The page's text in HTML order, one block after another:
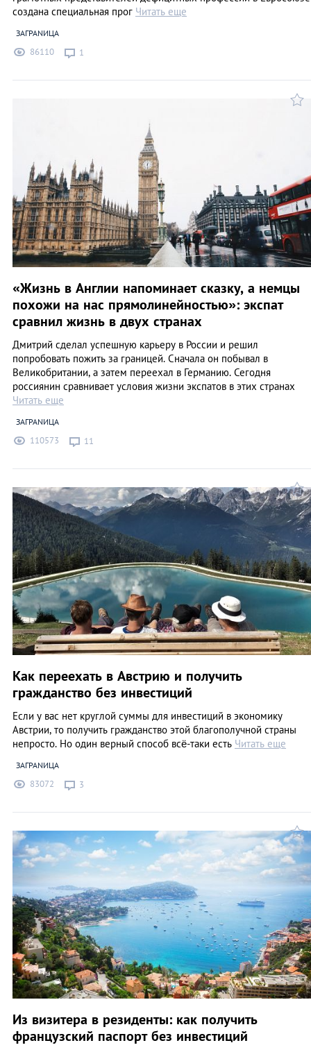
создана специальная прог Читать еще
ЗАГРАNИЦА
86110 1
«Жизнь в Англии напоминает сказку, а немцы
похожи на нас прямолинейностью»: экспат
сравнил жизнь в двух странах
Дмитрий сделал успешную карьеру в России и решил
попробовать пожить за границей. Сначала он побывал в
Великобритании, а затем переехал в Германию. Сегодня
россиянин сравнивает условия жизни экспатов в этих странах
Читать еще
ЗАГРАNИЦА
110573 11
Как переехать в Австрию и получить
гражданство без инвестиций
Если у вас нет круглой суммы для инвестиций в экономику
Австрии, то получить гражданство этой благополучной страны
непросто. Но один верный способ всё-таки есть Читать еще
ЗАГРАNИЦА
83072 3
Из визитера в резиденты: как получить
французский паспорт без инвестиций